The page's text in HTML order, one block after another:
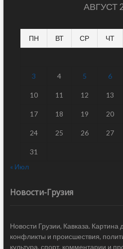
АВГУСТ
ПН ВТ СР ЧТ
3 4 5 6
10 11 12 13
17 18 19 20
24 25 26 27
31
« Июл
Новости-Грузия
Новости Грузии, Кавказа. Картина
конфликты и происшествия,
культура, спорт, комментарии и